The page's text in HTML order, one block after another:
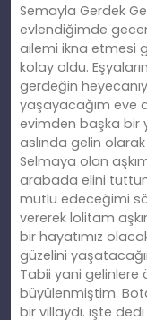
Semayla Gerdek
evlendiğimde
ailemi ikna etmesi
kolay oldu.
gerdeğin
yaşayacağım eve
evimden başka bir
aslında gelin
Selmaya olan
arabada elini
mutlu edeceğimi
vererek lolitam
bir hayatımız
güzelini
Tabii yani gelinlere
büyülenmiştim.
bir villaydı. ışte